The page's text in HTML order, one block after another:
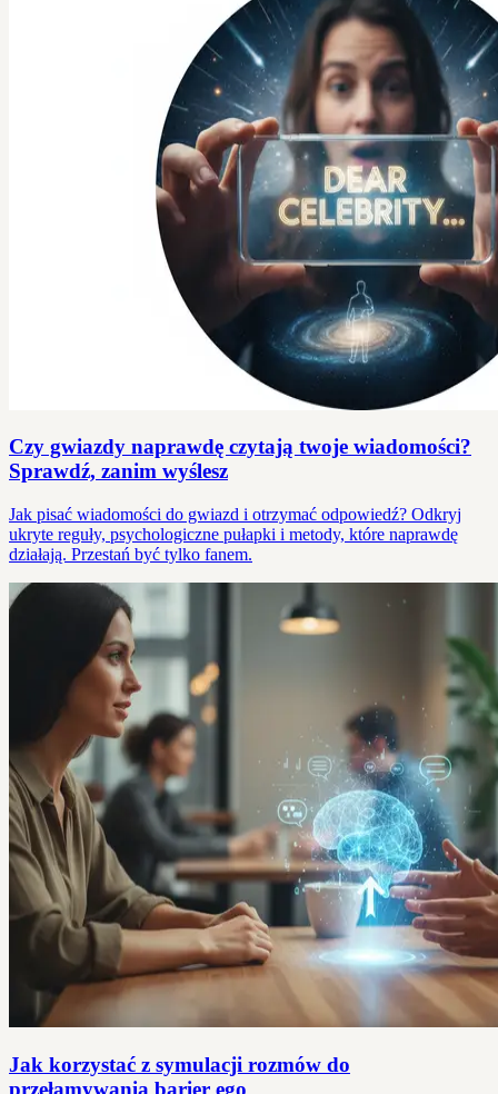
Czy gwiazdy naprawdę czytają twoje wiadomości?
Sprawdź, zanim wyślesz
Jak pisać wiadomości do gwiazd i otrzymać odpowiedź? Odkryj
ukryte reguły, psychologiczne pułapki i metody, które naprawdę
działają. Przestań być tylko fanem.
Jak korzystać z symulacji rozmów do
przełamywania barier ego